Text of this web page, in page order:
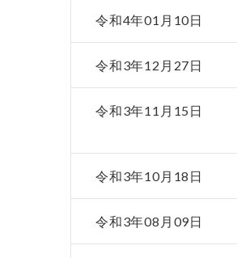
令和4年01月10日
令和3年12月27日
令和3年11月15日
令和3年10月18日
令和3年08月09日